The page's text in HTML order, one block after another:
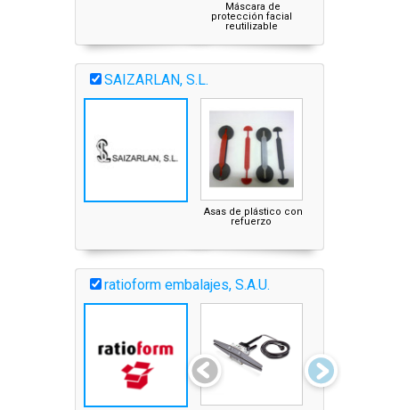
Máscara de
protección facial
reutilizable
SAIZARLAN, S.L.
Asas de plástico con
refuerzo
ratioform embalajes, S.A.U.